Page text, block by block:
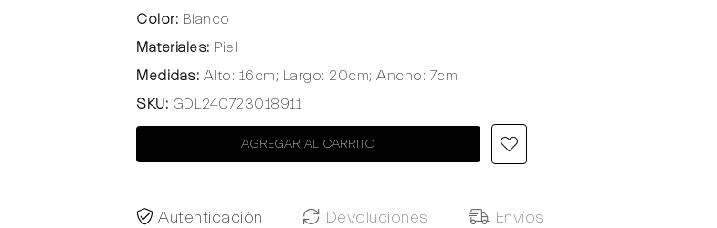
Color: Blanco
Materiales: Piel
Medidas: Alto: 16cm; Largo: 20cm; Ancho: 7cm.
SKU: GDL240723018911
AGREGAR AL CARRITO
Autenticación Devoluciones
Envíos